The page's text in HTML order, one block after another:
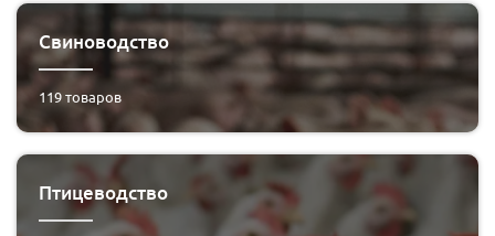
Свиноводство
119товаров
Птицеводство